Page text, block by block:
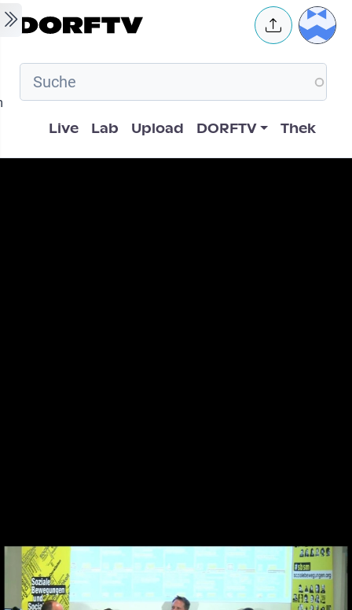
Skip to main content User
Hauptnavigation
Live Lab Upload DORFTV Thek